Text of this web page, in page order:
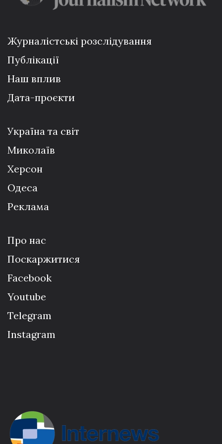
Журналістські розслідування
Публікації
Наш вплив
Дата-проєкти
Україна та світ
Миколаїв
Херсон
Одеса
Реклама
Про нас
Поскаржитися
Facebook
Youtube
Telegram
Instagram